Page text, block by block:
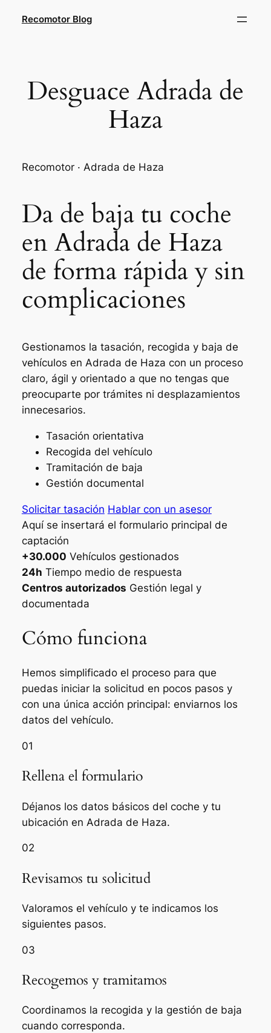
Recomotor Blog
Desguace Adrada de
Haza
Recomotor · Adrada de Haza
Da de baja tu coche
en Adrada de Haza
de forma rápida y sin
complicaciones
Gestionamos la tasación, recogida y baja de
vehículos en Adrada de Haza con un proceso
claro, ágil y orientado a que no tengas que
preocuparte por trámites ni desplazamientos
innecesarios.
Tasación orientativa
Recogida del vehículo
Tramitación de baja
Gestión documental
Solicitar tasación Hablar con un asesor
Aquí se insertará el formulario principal de
captación
+30.000 Vehículos gestionados
24h Tiempo medio de respuesta
Centros autorizados Gestión legal y
documentada
Cómo funciona
Hemos simplificado el proceso para que
puedas iniciar la solicitud en pocos pasos y
con una única acción principal: enviarnos los
datos del vehículo.
01
Rellena el formulario
Déjanos los datos básicos del coche y tu
ubicación en Adrada de Haza.
02
Revisamos tu solicitud
Valoramos el vehículo y te indicamos los
siguientes pasos.
03
Recogemos y tramitamos
Coordinamos la recogida y la gestión de baja
cuando corresponda.